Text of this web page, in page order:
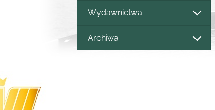
Wydawnictwa
Archiwa